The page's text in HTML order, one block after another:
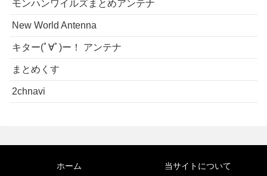
モンハンワイルズまとめアンテナ
New World Antenna
キター(ﾟ∀ﾟ)ー！ アンテナ
まとめくす
2chnavi
ホーム 当サイトについて